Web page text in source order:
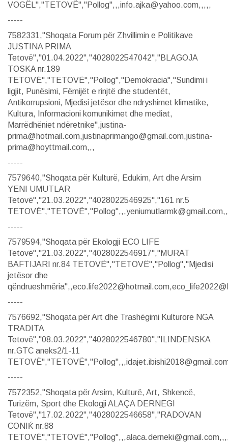
VOGËL","TETOVË","Pollog",,,info.ajka@yahoo.com,,,,,
-----
7582331,"Shoqata Forum për Zhvillimin e Politikave
JUSTINA PRIMA
Tetovë","01.04.2022","4028022547042","BLAGOJA
TOSKA nr.189
TETOVË","TETOVË","Pollog","Demokracia","Sundimi i
ligjit, Punësimi, Fëmijët e rinjtë dhe studentët,
Antikorrupsioni, Mjedisi jetësor dhe ndryshimet klimatike,
Kultura, Informacioni komunikimet dhe mediat,
Marrëdhëniet ndëretnike",justina-
prima@hotmail.com,justinaprimango@gmail.com,justina-
prima@hoyttmail.com,,,
-----
7579640,"Shoqata për Kulturë, Edukim, Art dhe Arsim
YENI UMUTLAR
Tetovë","21.03.2022","4028022546925","161 nr.5
-----
7579594,"Shoqata për Ekologji ECO LIFE
Tetovë","21.03.2022","4028022546917","MURAT
BAFTIJARI nr.84 TETOVË","TETOVË","Pollog","Mjedisi
jetësor dhe
-----
7576692,"Shoqata për Art dhe Trashëgimi Kulturore NGA
TRADITA
Tetovë","08.03.2022","4028022546780","ILINDENSKA
nr.GTC aneks2/1-11
-----
7572352,"Shoqata për Arsim, Kulturë, Art, Shkencë,
Turizëm, Sport dhe Ekologji ALAÇA DERNEGI
Tetovë","17.02.2022","4028022546658","RADOVAN
CONIḰ nr.88